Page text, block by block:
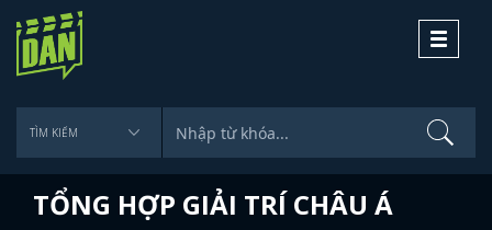
Toggle
TỔNG HỢP GIẢI TRÍ CHÂU Á